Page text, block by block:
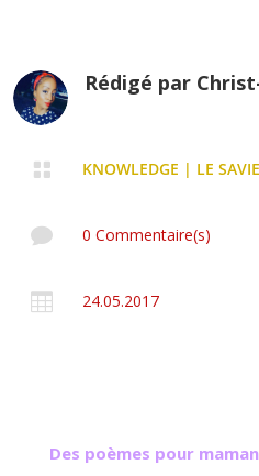
Rédigé par
 KNOWLEDGE | LE
 0 Commentaire(s)
 24.05.2017
Des poèmes pour maman